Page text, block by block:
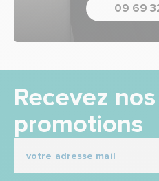
09 69
Recevez
promotions